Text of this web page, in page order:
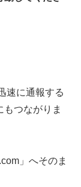
速に通報する
つながりま
」へそのま